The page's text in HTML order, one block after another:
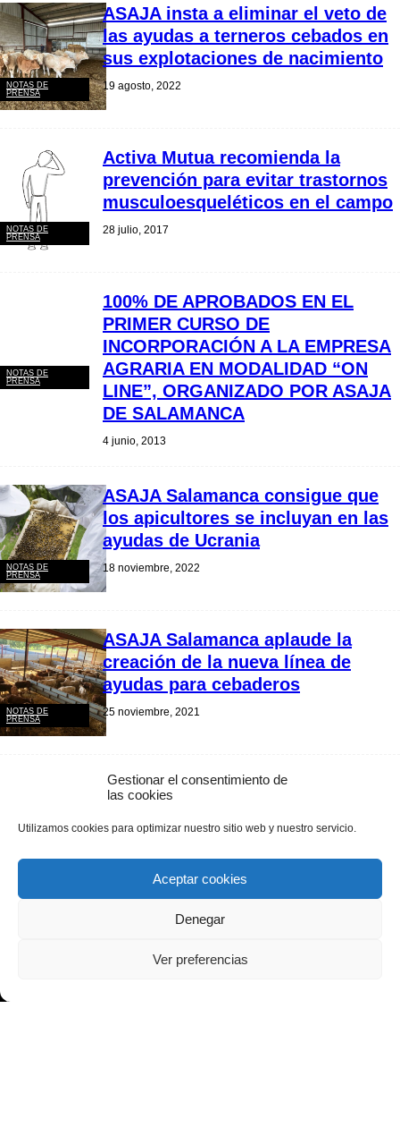
Gestionar el consentimiento de
las cookies
Utilizamos cookies para optimizar nuestro sitio web y nuestro servicio.
Aceptar cookies
Denegar
Ver preferencias
NOTAS DE
PRENSA
ASAJA insta a eliminar el veto de
las ayudas a terneros cebados en
sus explotaciones de nacimiento
19 agosto, 2022
NOTAS DE
PRENSA
Activa Mutua recomienda la
prevención para evitar trastornos
musculoesqueléticos en el campo
28 julio, 2017
NOTAS DE
PRENSA
100% DE APROBADOS EN EL
PRIMER CURSO DE
INCORPORACIÓN A LA EMPRESA
AGRARIA EN MODALIDAD “ON
LINE”, ORGANIZADO POR ASAJA
DE SALAMANCA
4 junio, 2013
NOTAS DE
PRENSA
ASAJA Salamanca consigue que
los apicultores se incluyan en las
ayudas de Ucrania
18 noviembre, 2022
NOTAS DE
PRENSA
ASAJA Salamanca aplaude la
creación de la nueva línea de
ayudas para cebaderos
25 noviembre, 2021
PRENSA
Otro ternero muerto por los
buitres
25 mayo, 2023
NOTAS DE
El lobo reaparece matando a 3
ovejas e hiriendo a otras 5 en
Lumbrales